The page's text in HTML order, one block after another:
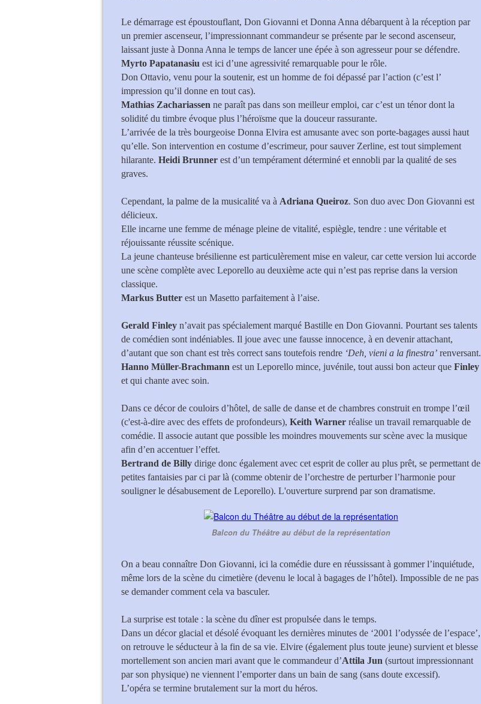
Le démarrage est époustouflant, Don Giovanni et Donna Anna débarquent à la réception par
un premier ascenseur, l’impressionnant commandeur se présente par le second ascenseur,
laissant juste à Donna Anna le temps de lancer une épée à son agresseur pour se défendre.
Myrto Papatanasiu est ici d’une agressivité remarquable pour le rôle.
Don Ottavio, venu pour la soutenir, est un homme de foi dépassé par l’action (c’est l’
impression qu’il donne en tout cas).
Mathias Zachariassen ne paraît pas dans son meilleur emploi, car c’est un ténor dont la
solidité du timbre évoque plus l’héroïsme que la douceur rassurante.
L’arrivée de la très bourgeoise Donna Elvira est amusante avec son porte-bagages aussi haut
qu’elle. Son intervention en costume d’escrimeur, pour sauver Zerline, est tout simplement
hilarante. Heidi Brunner est d’un tempérament déterminé et ennobli par la qualité de ses
graves.
Cependant, la palme de la musicalité va à Adriana Queiroz. Son duo avec Don Giovanni est
délicieux.
Elle incarne une femme de ménage pleine de vitalité, espiègle, tendre : une véritable et
réjouissante réussite scénique.
La jeune chanteuse brésilienne est particulèrement mise en valeur, car cette version lui accorde
une scène complète avec Leporello au deuxième acte qui n’est pas reprise dans la version
classique.
Markus Butter est un Masetto parfaitement à l’aise.
Gerald Finley n’avait pas spécialement marqué Bastille en Don Giovanni. Pourtant ses talents
de comédien sont indéniables. Il joue avec une fausse innocence, à en devenir attachant,
d’autant que son chant est très correct sans toutefois rendre ‘Deh, vieni a la finestra’ renversant.
Hanno Müller-Brachmann est un Leporello mince, juvénile, tout aussi bon acteur que Finley
et qui chante avec soin.
Dans ce décor de couloirs d’hôtel, de salle de danse et de chambres construit en trompe l’œil
(c'est-à-dire avec des effets de profondeurs), Keith Warner réalise un travail remarquable de
comédie. Il associe autant que possible les moindres mouvements sur scène avec la musique
afin d’en accentuer l’effet.
Bertrand de Billy dirige donc également avec cet esprit de coller au plus prêt, se permettant de
petites fantaisies par ci par là (comme obtenir de l’orchestre de perturber l’harmonie pour
souligner le désabusement de Leporello). L'ouverture surprend par son dramatisme.
Balcon du Théâtre au début de la représentation
On a beau connaître Don Giovanni, ici la comédie dure en réussissant à gommer l’inquiétude,
même lors de la scène du cimetière (devenu le local à bagages de l’hôtel). Impossible de ne pas
se demander comment cela va basculer.
La surprise est totale : la scène du dîner est propulsée dans le temps.
Dans un décor glacial et désolé évoquant les dernières minutes de ‘2001 l’odyssée de l’espace’,
on retrouve le séducteur à la fin de sa vie. Elvire (également plus toute jeune) survient et blesse
mortellement son ancien mari avant que le commandeur d’Attila Jun (surtout impressionnant
par son physique) ne viennent l’emporter dans un bain de sang (sans doute excessif).
L’opéra se termine brutalement sur la mort du héros.